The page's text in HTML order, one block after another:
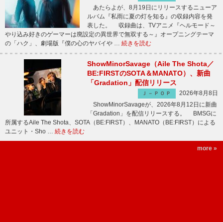
あたらよが、8月19日にリリースするニューア
ルバム『私雨に夏の灯を知る』の収録内容を発
表した。 収録曲は、TVアニメ『ヘルモード～
やり込み好きのゲーマーは廃設定の異世界で無双する～』オープニングテーマ
の「ハク」、劇場版『僕の心のヤバイや … 続きを読む
ShowMinorSavage（Aile The Shota／
BE:FIRSTのSOTA＆MANATO）、新曲
「Gradation」配信リリース
Ｊ－ＰＯＰ
2026年8月8日
ShowMinorSavageが、2026年8月12日に新曲
「Gradation」を配信リリースする。 BMSGに
所属するAile The Shota、SOTA（BE:FIRST）、MANATO（BE:FIRST）による
ユニット・Sho … 続きを読む
more »